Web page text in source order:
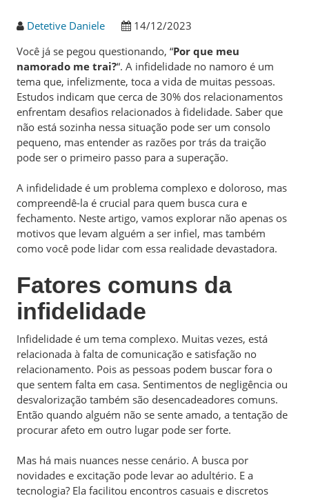
Detetive Daniele
14/12/2023
Você já se pegou questionando, “Por que meu
namorado me trai?“. A infidelidade no namoro é um
tema que, infelizmente, toca a vida de muitas pessoas.
Estudos indicam que cerca de 30% dos relacionamentos
enfrentam desafios relacionados à fidelidade. Saber que
não está sozinha nessa situação pode ser um consolo
pequeno, mas entender as razões por trás da traição
pode ser o primeiro passo para a superação.
A infidelidade é um problema complexo e doloroso, mas
compreendê-la é crucial para quem busca cura e
fechamento. Neste artigo, vamos explorar não apenas os
motivos que levam alguém a ser infiel, mas também
como você pode lidar com essa realidade devastadora.
Fatores comuns da
infidelidade
Infidelidade é um tema complexo. Muitas vezes, está
relacionada à falta de comunicação e satisfação no
relacionamento. Pois as pessoas podem buscar fora o
que sentem falta em casa. Sentimentos de negligência ou
desvalorização também são desencadeadores comuns.
Então quando alguém não se sente amado, a tentação de
procurar afeto em outro lugar pode ser forte.
Mas há mais nuances nesse cenário. A busca por
novidades e excitação pode levar ao adultério. E a
tecnologia? Ela facilitou encontros casuais e discretos